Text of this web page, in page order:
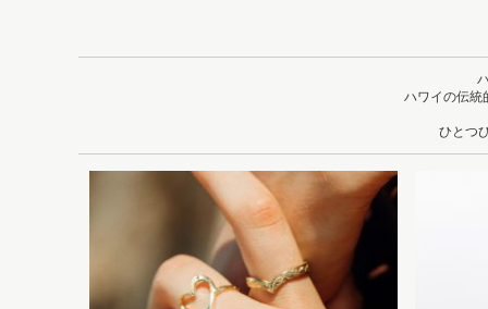
ハワイの伝統
ひとつ